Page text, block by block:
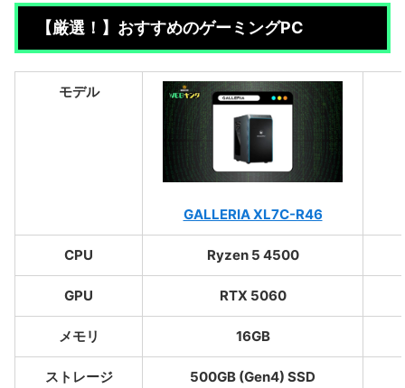
【厳選！】おすすめのゲーミングPC
モデル
GALLERIA XL7C-R46
CPU Ryzen 5 4500
GPU RTX 5060
メモリ 16GB
ストレージ 500GB (Gen4) SSD